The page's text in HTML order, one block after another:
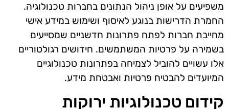
משפיעים על אופן ניהול הנתונים בחברות טכנולוגיה.
החמרת הדרישות בנוגע לאיסוף ושימוש במידע אישי
מחייבת חברות לפתח פתרונות חדשניים שמסייעים
בשמירה על פרטיות המשתמשים. חידושים רגולטוריים
אלו עשויים להוביל לצמיחה בפתרונות טכנולוגיים
המיועדים להבטיח פרטיות ואבטחת מידע.
קידום טכנולוגיות ירוקות